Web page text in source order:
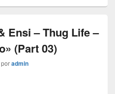
Ensi – Thug Life –
(Part 03)
poradmin